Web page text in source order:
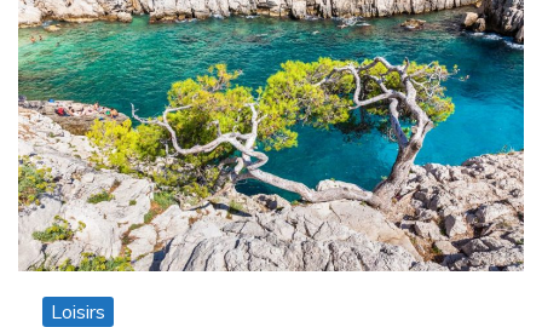
Loisirs